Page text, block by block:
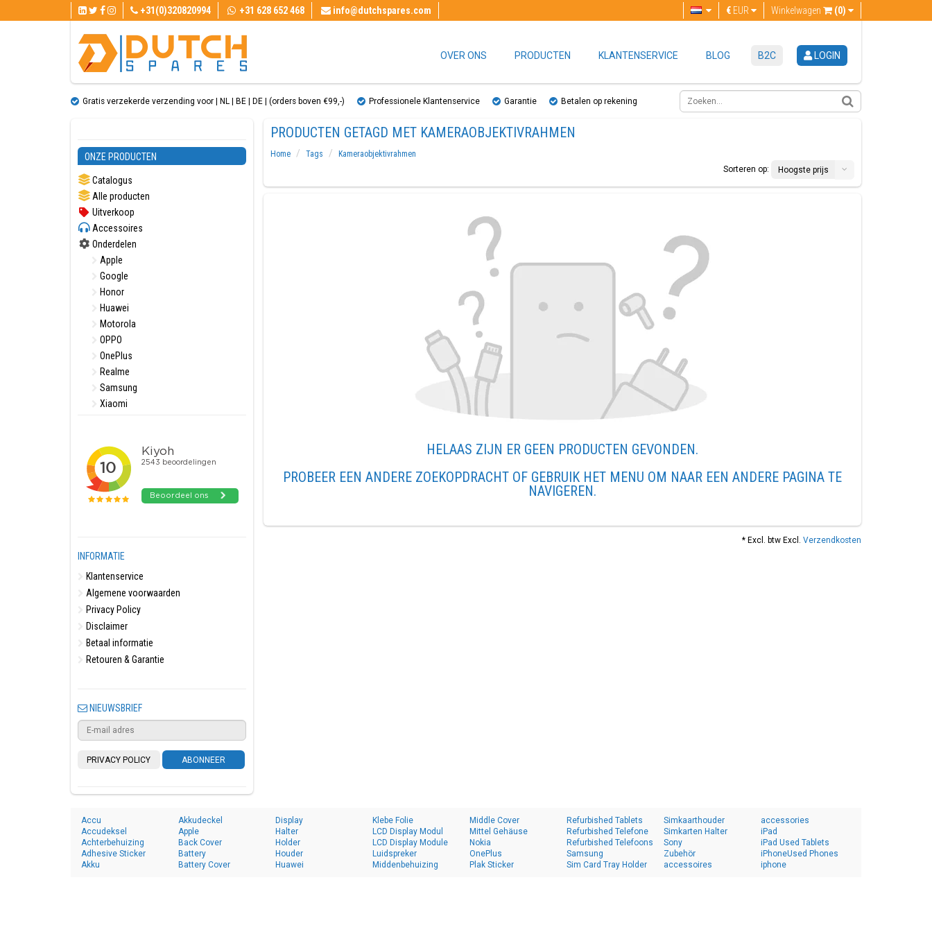
+31(0)320820994 +31 628 652 468 info@dutchspares.com Winkelwagen (0)
€ EUR
OVER ONS PRODUCTEN KLANTENSERVICE BLOG B2C LOGIN
Gratis verzekerde verzending voor | NL | BE | DE | (orders boven €99,-) Professionele Klantenservice Garantie Betalen op rekening
ONZE PRODUCTEN
Catalogus
Alle producten
Uitverkoop
Accessoires
Onderdelen
Apple
Google
Honor
Huawei
Motorola
OPPO
OnePlus
Realme
Samsung
Xiaomi
INFORMATIE
Klantenservice
Algemene voorwaarden
Privacy Policy
Disclaimer
Betaal informatie
Retouren & Garantie
NIEUWSBRIEF
PRIVACY POLICY ABONNEER
PRODUCTEN GETAGD MET KAMERAOBJEKTIVRAHMEN
Home Tags
Kameraobjektivrahmen
Sorteren op:
Hoogste prijs
HELAAS ZIJN ER GEEN PRODUCTEN GEVONDEN.
PROBEER EEN ANDERE ZOEKOPDRACHT OF GEBRUIK HET MENU OM NAAR EEN ANDERE PAGINA TE
NAVIGEREN.
* Excl. btw Excl. Verzendkosten
Accu
Accudeksel
Achterbehuizing
Adhesive Sticker
Akku
Akkudeckel
Apple
Back Cover
Battery
Battery Cover
Display
Halter
Holder
Houder
Huawei
Klebe Folie
LCD Display Modul
LCD Display Module
Luidspreker
Middenbehuizing
Middle Cover
Mittel Gehäuse
Nokia
OnePlus
Plak Sticker
Refurbished Tablets
Refurbished Telefone
Refurbished Telefoons
Samsung
Sim Card Tray Holder
Simkaarthouder
Simkarten Halter
Sony
Zubehör
accessoires
accessories
iPad
iPad Used Tablets
iPhoneUsed Phones
iphone